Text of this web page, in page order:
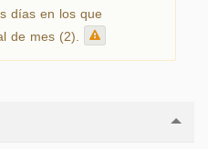
días en los que
de mes (2).